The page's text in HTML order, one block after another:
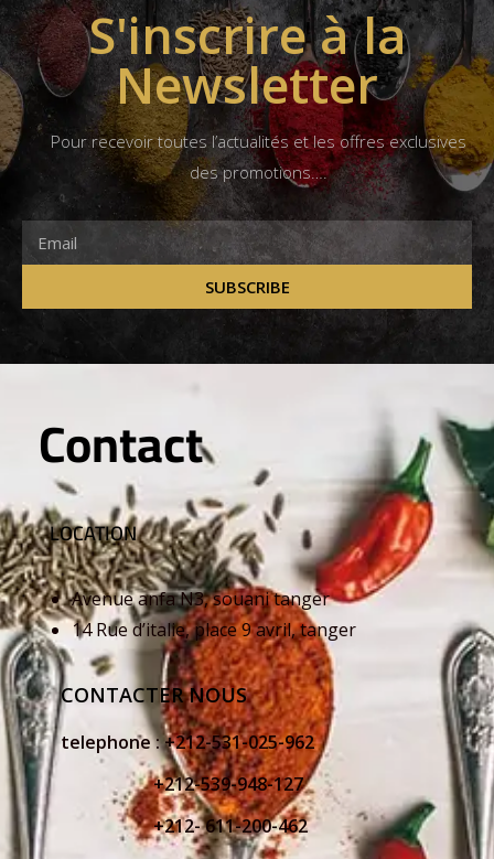
S'inscrire à la
Newsletter
Pour recevoir toutes l’actualités et les offres exclusives
des promotions….
SUBSCRIBE
Contact
LOCATION
Avenue anfa N3, souani tanger
14 Rue d’italie, place 9 avril, tanger
CONTACTER NOUS
telephone :+212-531-025-962
+212-539-948-127
+212- 611-200-462